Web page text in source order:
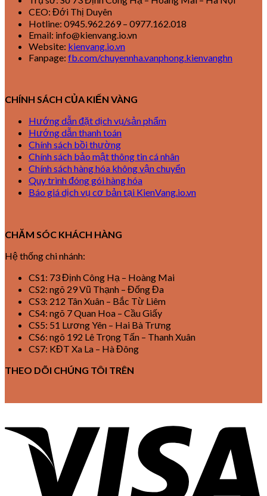
CEO: Đới Thị Duyên
Hotline: 0945.962.269 – 0977.162.018
Email: info@kienvang.io.vn
Website: kienvang.io.vn
Fanpage: fb.com/chuyennha.vanphong.kienvanghn
CHÍNH SÁCH CỦA KIẾN VÀNG
Hướng dẫn đặt dịch vụ/sản phẩm
Hướng dẫn thanh toán
Chính sách bồi thường
Chính sách bảo mật thông tin cá nhân
Chính sách hàng hóa không vận chuyển
Quy trình đóng gói hàng hóa
Báo giá dịch vụ cơ bản tại KienVang.io.vn
CHĂM SÓC KHÁCH HÀNG
Hệ thống chi nhánh:
CS1: 73 Định Công Hạ – Hoàng Mai
CS2: ngõ 29 Vũ Thạnh – Đống Đa
CS3: 212 Tân Xuân – Bắc Từ Liêm
CS4: ngõ 7 Quan Hoa – Cầu Giấy
CS5: 51 Lương Yên – Hai Bà Trưng
CS6: ngõ 192 Lê Trọng Tấn – Thanh Xuân
CS7: KĐT Xa La – Hà Đông
THEO DÕI CHÚNG TÔI TRÊN